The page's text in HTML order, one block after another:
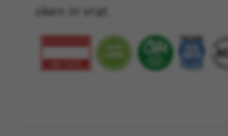
oken in vrat.